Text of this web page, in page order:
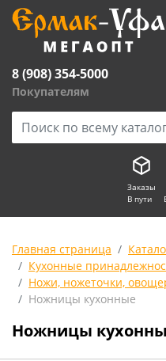
8 (908) 354-5000
Покупателям
Заказы
В пути
Главная страница
Кухонные
Ножи, ножеточки,
Ножницы кухонные
Ножницы